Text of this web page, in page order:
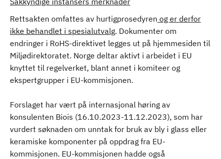
Rettsakten omfattes av hurtigprosedyren og er derfor
ikke behandlet i spesialutvalg. Dokumenter om
endringer i RoHS-direktivet legges ut på hjemmesiden til
Miljødirektoratet. Norge deltar aktivt i arbeidet i EU
knyttet til regelverket, blant annet i komiteer og
ekspertgrupper i EU-kommisjonen.
Forslaget har vært på internasjonal høring av
konsulenten Biois (16.10.2023-11.12.2023), som har
vurdert søknaden om unntak for bruk av bly i glass eller
keramiske komponenter på oppdrag fra EU-
kommisjonen. EU-kommisjonen hadde også